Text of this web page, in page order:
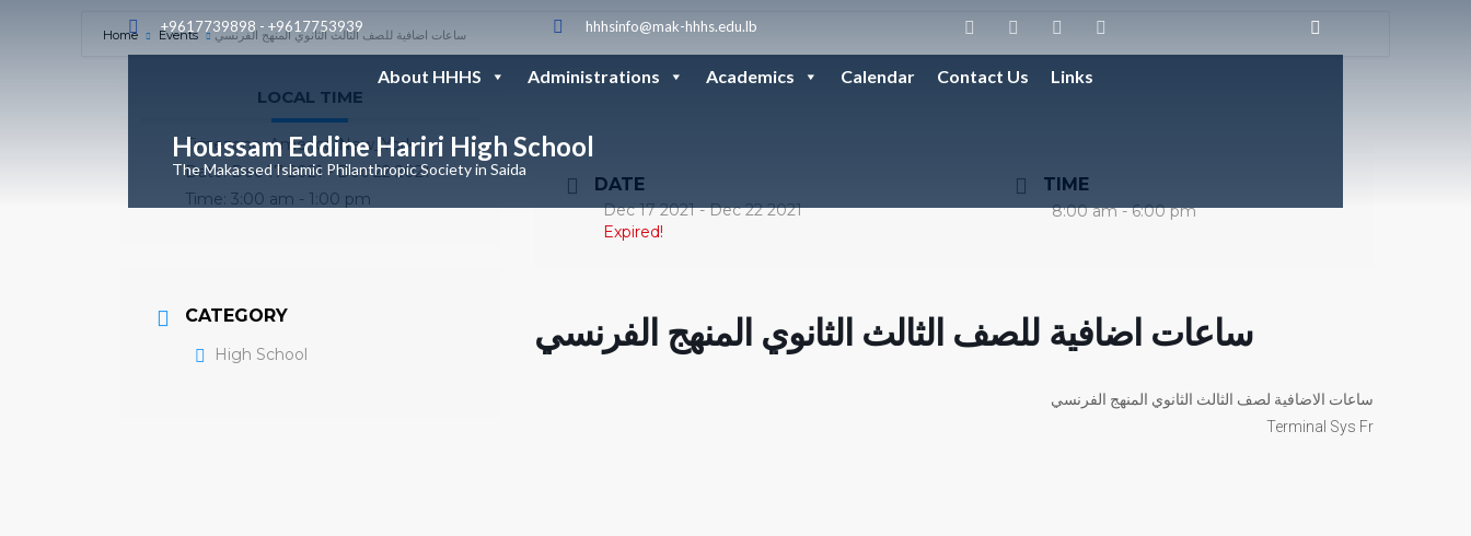
+9617739898 - +9617753939 hhhsinfo@mak-hhhs.edu.lb
About HHHS Administrations Academics Calendar Contact Us Links
Houssam Eddine Hariri High School
The Makassed Islamic Philanthropic Society in Saida
Home Events ساعات اضافية للصف الثالث الثانوي المنهج الفرنسي
LOCAL TIME
Timezone:America/New_York
Date:Dec 17 2021 - Dec 22 2021
Time: 3:00 am - 1:00 pm
CATEGORY
High School
DATE
Dec 17 2021- Dec 22 2021
Expired!
TIME
8:00 am - 6:00 pm
ساعات اضافية للصف الثالث الثانوي المنهج الفرنسي
ساعات الاضافية لصف الثالث الثانوي المنهج الفرنسي
Terminal Sys Fr